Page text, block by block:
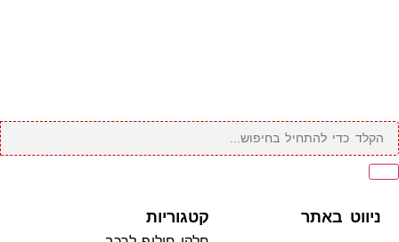
ניווט באתר קטגוריות